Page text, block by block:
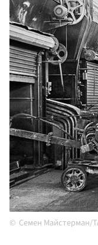
Семен Майстерман/